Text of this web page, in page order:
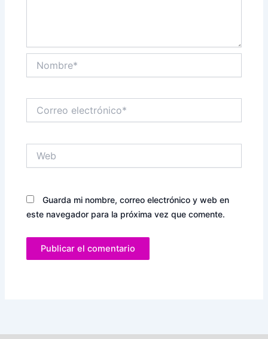
electrónico*
Guarda mi nombre, correo electrónico y web en
este navegador para la próxima vez que comente.